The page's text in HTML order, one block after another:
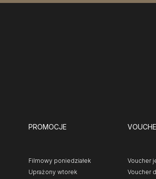
PROMOCJE
Filmowy poniedziałek
Uprażony wtorek
Voucher
Voucher